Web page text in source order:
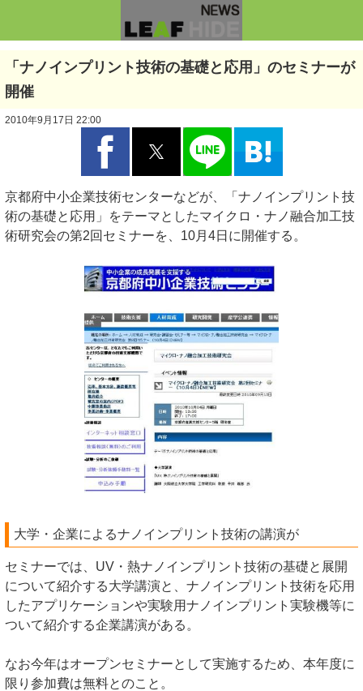
「ナノインプリント技術の基礎と応用」のセミナーが
開催
2010年9月17日 22:00
京都府中小企業技術センターなどが、「ナノインプリント技
術の基礎と応用」をテーマとしたマイクロ・ナノ融合加工技
術研究会の第2回セミナーを、10月4日に開催する。
大学・企業によるナノインプリント技術の講演が
セミナーでは、UV・熱ナノインプリント技術の基礎と展開
について紹介する大学講演と、ナノインプリント技術を応用
したアプリケーションや実験用ナノインプリント実験機等に
ついて紹介する企業講演がある。
なお今年はオープンセミナーとして実施するため、本年度に
限り参加費は無料とのこと。